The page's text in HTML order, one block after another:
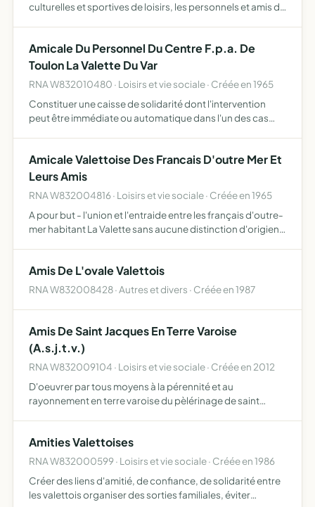
culturelles et sportives de loisirs, les personnels et amis du
Amicale Du Personnel Du Centre F.p.a. De
Toulon La Valette Du Var
RNA W832010480 · Loisirs et vie sociale · Créée en 1965
Constituer une caisse de solidarité dont l'intervention
peut être immédiate ou automatique dans l'un des cas
ascenda…
Amicale Valettoise Des Francais D'outre Mer Et
Leurs Amis
RNA W832004816 · Loisirs et vie sociale · Créée en 1965
A pour but - l'union et l'entraide entre les français d'outre-
mer habitant La Valette sans aucune distinction d'origien,
Amis De L'ovale Valettois
RNA W832008428 · Autres et divers · Créée en 1987
Amis De Saint Jacques En Terre Varoise
(A.s.j.t.v.)
RNA W832009104 · Loisirs et vie sociale · Créée en 2012
D'oeuvrer par tous moyens à la pérennité et au
rayonnement en terre varoise du pèlérinage de saint
pélerins et fu…
Amities Valettoises
RNA W832000599 · Loisirs et vie sociale · Créée en 1986
Créer des liens d'amitié, de confiance, de solidarité entre
les valettois organiser des sorties familiales, éviter